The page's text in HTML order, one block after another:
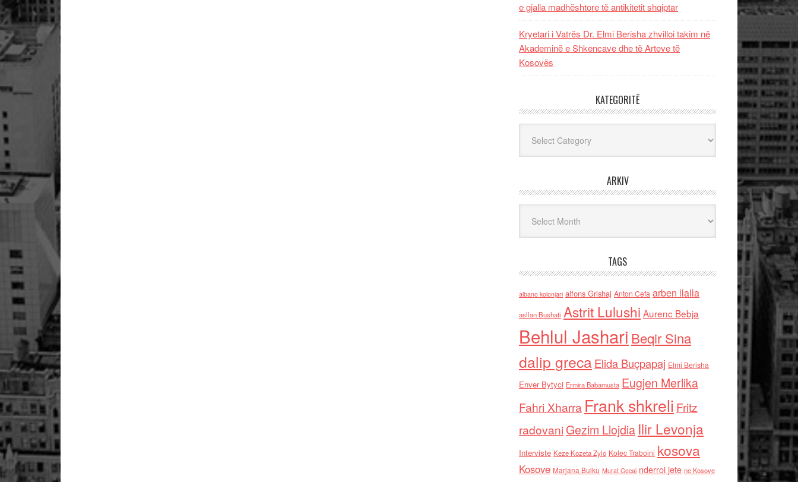
e gjalla madhështore të antikitetit shqiptar
Kryetari i Vatrës Dr. Elmi Berisha zhvilloi takim në
Akademinë e Shkencave dhe të Arteve të
Kosovës
KATEGORITË
ARKIV
TAGS
albano kolonjari alfons Grishaj Anton Cefa arben llalla
asllan Bushati Astrit Lulushi Aurenc Bebja
Behlul Jashari Beqir Sina
dalip grecaElida Buçpapaj Elmi Berisha
Enver Bytyci Ermira Babamusta Eugjen Merlika
Fahri Xharra Frank shkreli Fritz
radovaniGezim Llojdia Ilir Levonja
Interviste Keze Kozeta Zylo Kolec Traboini kosova
Kosove Marjana Bulku Murat Gecaj nderroi jete ne Kosove